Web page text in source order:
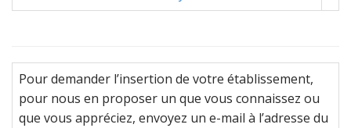
Pour demander l’insertion de votre établissement,
pour nous en proposer un que vous connaissez ou
que vous appréciez, envoyez un e-mail à l’adresse du